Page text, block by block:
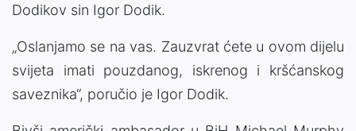
Dodikov sin Igor Dodik.
„Oslanjamo se na vas. Zauzvrat ćete u ovom dijelu
svijeta imati pouzdanog, iskrenog i kršćanskog
saveznika“, poručio je Igor Dodik.